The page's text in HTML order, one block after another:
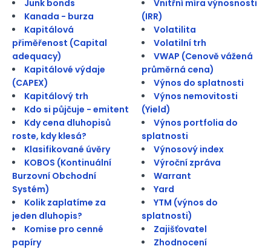
Junk bonds
Kanada - burza
Kapitálová
přiměřenost (Capital
adequacy)
Kapitálové výdaje
(CAPEX)
Kapitálový trh
Kdo si půjčuje - emitent
Kdy cena dluhopisů
roste, kdy klesá?
Klasifikované úvěry
KOBOS (Kontinuální
Burzovní Obchodní
Systém)
Kolik zaplatíme za
jeden dluhopis?
Komise pro cenné
papíry
Vnitřní míra výnosnosti
(IRR)
Volatilita
Volatilní trh
VWAP (Cenově vážená
průměrná cena)
Výnos do splatnosti
Výnos nemovitosti
(Yield)
Výnos portfolia do
splatnosti
Výnosový index
Výroční zpráva
Warrant
Yard
YTM (výnos do
splatnosti)
Zajišťovatel
Zhodnocení